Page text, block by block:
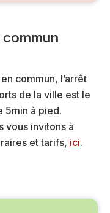
commun, l’arrêt
de la ville est le
5min à pied.
vous invitons à
et tarifs, ici.